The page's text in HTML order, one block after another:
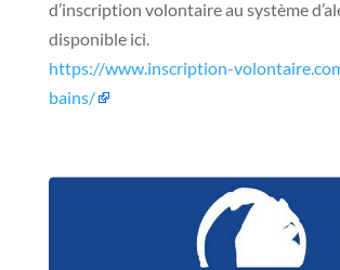
d’inscription volontaire au système
disponible ici.
https://www.inscription-
bains/